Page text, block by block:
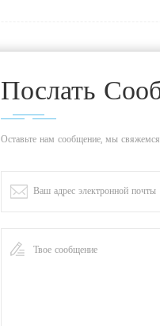
Послать
Оставьте нам сообщение, мы